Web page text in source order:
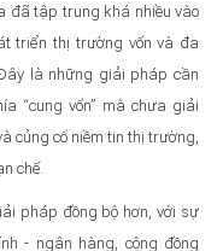
đã tập trung khá nhiều vào
triển thị trường vốn và đa
là những giải pháp cần
“cung vốn” mà chưa giải
củng cố niềm tin thị trường,
chế.
pháp đồng bộ hơn, với sự
- ngân hàng, cộng đồng